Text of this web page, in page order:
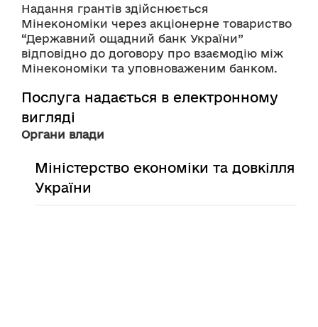
Надання грантів здійснюється
Мінекономіки через акціонерне товариство
“Державний ощадний банк України”
відповідно до договору про взаємодію між
Мінекономіки та уповноваженим банком.
Послуга надається в електронному
вигляді
Органи влади
Міністерство економіки та довкілля
України